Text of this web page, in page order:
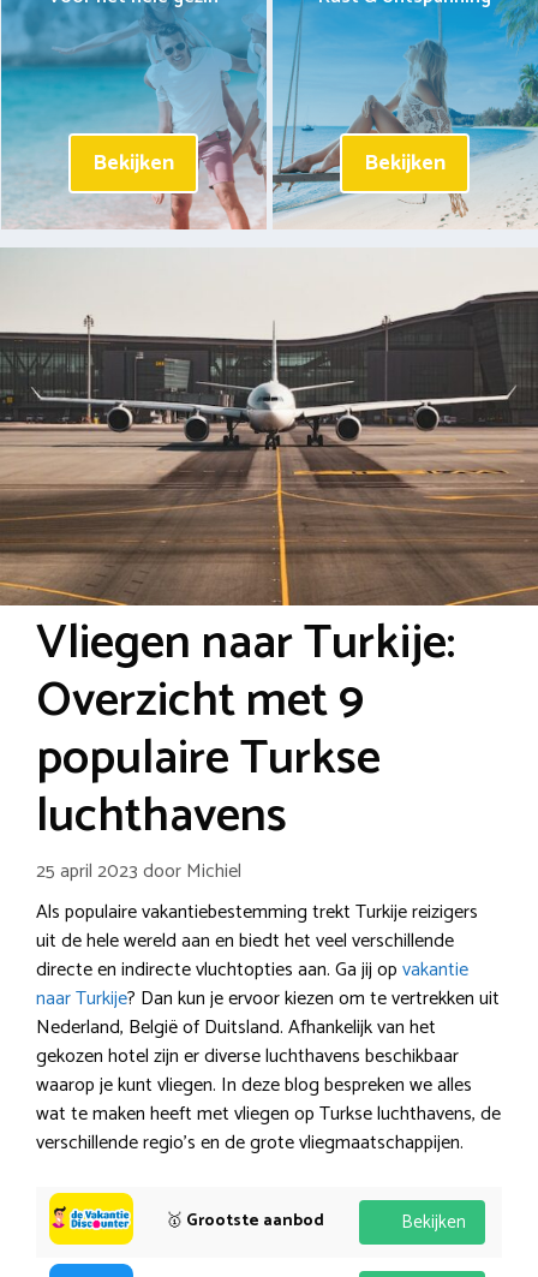
Bekijken Bekijken
Vliegen naar Turkije:
Overzicht met 9
populaire Turkse
luchthavens
25 april 2023doorMichiel
Als populaire vakantiebestemming trekt Turkije reizigers
uit de hele wereld aan en biedt het veel verschillende
directe en indirecte vluchtopties aan. Ga jij opvakantie
naar Turkije? Dan kun je ervoor kiezen om te vertrekken uit
Nederland, België of Duitsland. Afhankelijk van het
gekozen hotel zijn er diverse luchthavens beschikbaar
waarop je kunt vliegen. In deze blog bespreken we alles
wat te maken heeft met vliegen op Turkse luchthavens, de
verschillende regio’s en de grote vliegmaatschappijen.
🥇 Grootste aanbod Bekijken